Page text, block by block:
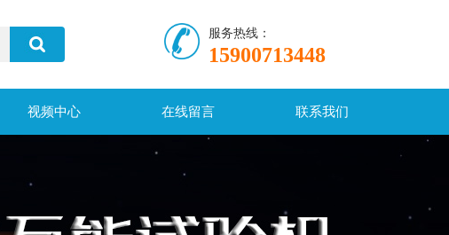
服务热线：
15900713448
视频中心 在线留言 联系我们